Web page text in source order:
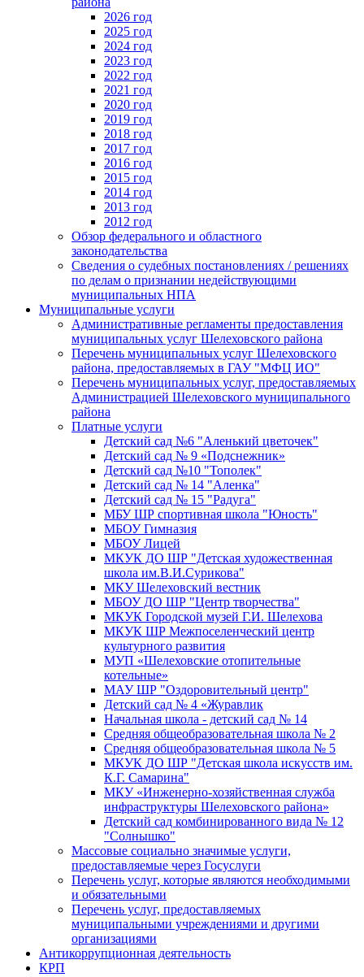
2026 год
2025 год
2024 год
2023 год
2022 год
2021 год
2020 год
2019 год
2018 год
2017 год
2016 год
2015 год
2014 год
2013 год
2012 год
Обзор федерального и областного
законодательства
Сведения о судебных постановлениях / решениях
по делам о признании недействующими
муниципальных НПА
Муниципальные услуги
Административные регламенты предоставления
муниципальных услуг Шелеховского района
Перечень муниципальных услуг Шелеховского
района, предоставляемых в ГАУ "МФЦ ИО"
Перечень муниципальных услуг, предоставляемых
Администрацией Шелеховского муниципального
района
Платные услуги
Детский сад №6 "Аленький цветочек"
Детский сад № 9 «Подснежник»
Детский сад №10 "Тополек"
Детский сад № 14 "Аленка"
Детский сад № 15 "Радуга"
МБУ ШР спортивная школа "Юность"
МБОУ Гимназия
МБОУ Лицей
МКУК ДО ШР "Детская художественная
школа им.В.И.Сурикова"
МКУ Шелеховский вестник
МБОУ ДО ШР "Центр творчества"
МКУК Городской музей Г.И. Шелехова
МКУК ШР Межпоселенческий центр
культурного развития
МУП «Шелеховские отопительные
котельные»
МАУ ШР "Оздоровительный центр"
Детский сад № 4 «Журавлик
Начальная школа - детский сад № 14
Средняя общеобразовательная школа № 2
Средняя общеобразовательная школа № 5
МКУК ДО ШР "Детская школа искусств им.
К.Г. Самарина"
МКУ «Инженерно-хозяйственная служба
инфраструктуры Шелеховского района»
Детский сад комбинированного вида № 12
"Солнышко"
Массовые социально значимые услуги,
предоставляемые через Госуслуги
Перечень услуг, которые являются необходимыми
и обязательными
Перечень услуг, предоставляемых
муниципальными учреждениями и другими
организациями
Антикоррупционная деятельность
КРП